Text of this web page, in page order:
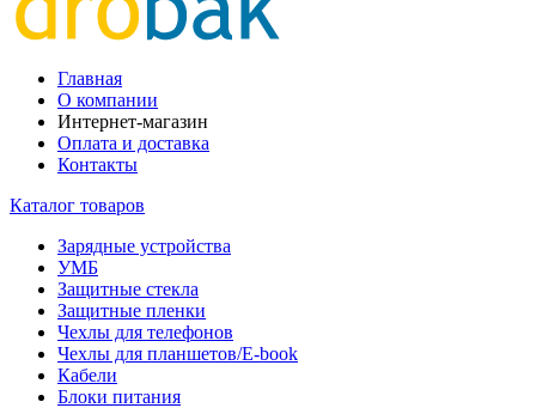
Главная
О компании
Интернет-магазин
Оплата и доставка
Контакты
Каталог товаров
Зарядные устройства
УМБ
Защитные стекла
Защитные пленки
Чехлы для телефонов
Чехлы для планшетов/E-book
Кабели
Блоки питания